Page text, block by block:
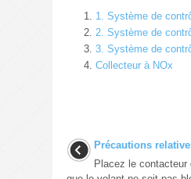
1. Système de
2. Système de
3. Système de
Collecteur à NOx
Précautions
Placez le contacteur